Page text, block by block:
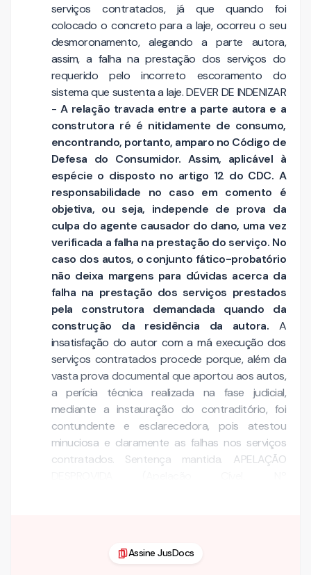
serviços contratados, já que quando foi
colocado o concreto para a laje, ocorreu o seu
desmoronamento, alegando a parte autora,
assim, a falha na prestação dos serviços do
requerido pelo incorreto escoramento do
sistema que sustenta a laje. DEVER DE INDENIZAR
- A relação travada entre a parte autora e a
construtora ré é nitidamente de consumo,
encontrando, portanto, amparo no Código de
Defesa do Consumidor. Assim, aplicável à
espécie o disposto no artigo 12 do CDC. A
responsabilidade no caso em comento é
objetiva, ou seja, independe de prova da
culpa do agente causador do dano, uma vez
verificada a falha na prestação do serviço. No
caso dos autos, o conjunto fático-probatório
não deixa margens para dúvidas acerca da
falha na prestação dos serviços prestados
pela construtora demandada quando da
construção da residência da autora. A
insatisfação do autor com a má execução dos
serviços contratados procede porque, além da
vasta prova documental que aportou aos autos,
a perícia técnica realizada na fase judicial,
mediante a instauração do contraditório, foi
contundente e esclarecedora, pois atestou
minuciosa e claramente as falhas nos serviços
contratados. Sentença mantida. APELAÇÃO
Assine JusDocs